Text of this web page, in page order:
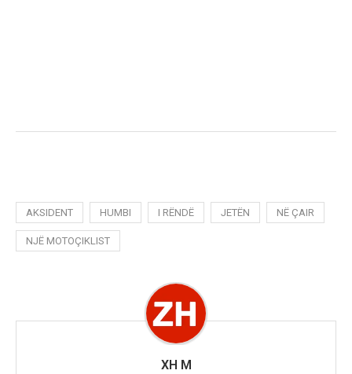
AKSIDENT HUMBI I RËNDË JETËN NË ÇAIR
NJË MOTOÇIKLIST
XH M